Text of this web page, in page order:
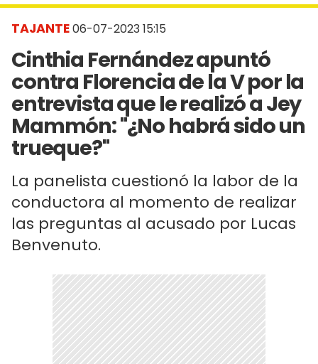
TAJANTE06-07-2023 15:15
Cinthia Fernández apuntó
contra Florencia de la V por la
entrevista que le realizó a Jey
Mammón: "¿No habrá sido un
trueque?"
La panelista cuestionó la labor de la
conductora al momento de realizar
las preguntas al acusado por Lucas
Benvenuto.